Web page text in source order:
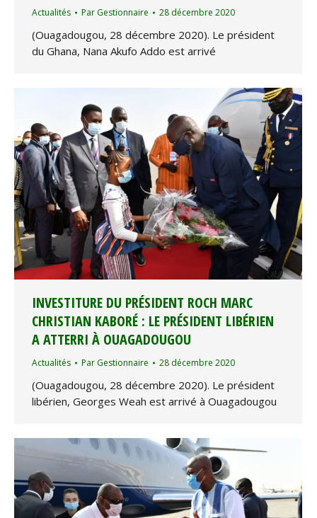
Actualités Par Gestionnaire 28 décembre 2020
(Ouagadougou, 28 décembre 2020). Le président
du Ghana, Nana Akufo Addo est arrivé
INVESTITURE DU PRÉSIDENT ROCH MARC
CHRISTIAN KABORÉ : LE PRÉSIDENT LIBÉRIEN
A ATTERRI À OUAGADOUGOU
Actualités Par Gestionnaire 28 décembre 2020
(Ouagadougou, 28 décembre 2020). Le président
libérien, Georges Weah est arrivé à Ouagadougou